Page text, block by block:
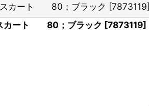
カート 80；ブラック [7873119]
カート 80；ブラック [7873119]